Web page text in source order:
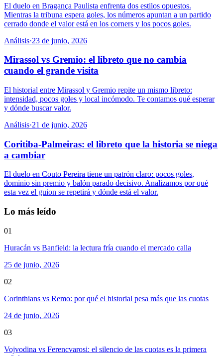
El duelo en Bragança Paulista enfrenta dos estilos opuestos.
Mientras la tribuna espera goles, los números apuntan a un partido
cerrado donde el valor está en los corners y los pocos goles.
Análisis·23 de junio, 2026
Mirassol vs Gremio: el libreto que no cambia
cuando el grande visita
El historial entre Mirassol y Gremio repite un mismo libreto:
intensidad, pocos goles y local incómodo. Te contamos qué esperar
y dónde buscar valor.
Análisis·21 de junio, 2026
Coritiba-Palmeiras: el libreto que la historia se niega
a cambiar
El duelo en Couto Pereira tiene un patrón claro: pocos goles,
dominio sin premio y balón parado decisivo. Analizamos por qué
esta vez el guion se repetirá y dónde está el valor.
Lo más leído
01
Huracán vs Banfield: la lectura fría cuando el mercado calla
25 de junio, 2026
02
Corinthians vs Remo: por qué el historial pesa más que las cuotas
24 de junio, 2026
03
Vojvodina vs Ferencvarosi: el silencio de las cuotas es la primera